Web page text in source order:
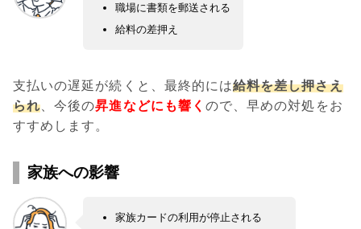
職場に書類を郵送される
給料の差押え
支払いの遅延が続くと、最終的には給料を差し押さえ
られ 、今後の昇進などにも響く ので、早めの対処をお
すすめします。
家族への影響
家族カードの利用が停止される